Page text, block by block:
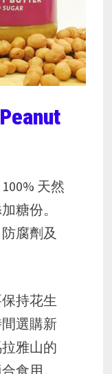
天然
糖份。
腐劑及
持花生
選購新
雅山的
食用。